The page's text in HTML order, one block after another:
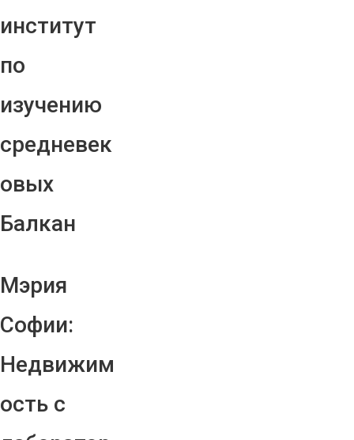
институт
по
изучению
средневек
овых
Балкан
Мэрия
Софии:
Недвижим
ость с